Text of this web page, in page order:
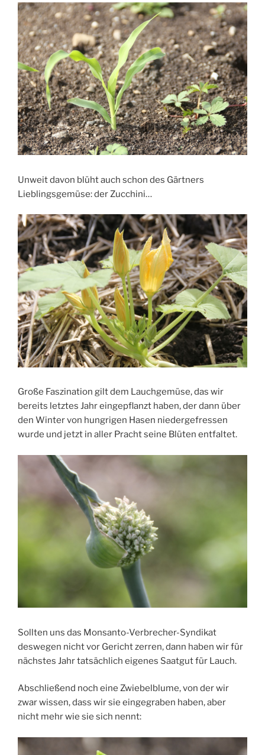
Unweit davon blüht auch schon des Gärtners
Lieblingsgemüse: der Zucchini…
Große Faszination gilt dem Lauchgemüse, das wir
bereits letztes Jahr eingepflanzt haben, der dann über
den Winter von hungrigen Hasen niedergefressen
wurde und jetzt in aller Pracht seine Blüten entfaltet.
Sollten uns das Monsanto-Verbrecher-Syndikat
deswegen nicht vor Gericht zerren, dann haben wir für
nächstes Jahr tatsächlich eigenes Saatgut für Lauch.
Abschließend noch eine Zwiebelblume, von der wir
zwar wissen, dass wir sie eingegraben haben, aber
nicht mehr wie sie sich nennt: